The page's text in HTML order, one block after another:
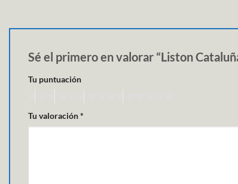
Sé el primero en valorar “Liston
Tu puntuación
Tu valoración*